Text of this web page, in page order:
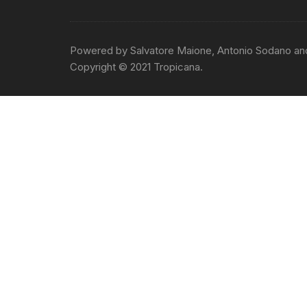
Powered by Salvatore Maione, Antonio Sodano
Copyright © 2021 Tropicana.